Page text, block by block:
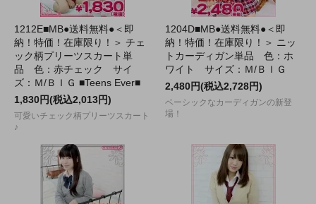
1212E■MB●送料無料●＜即
納！特価！在庫限り！＞ チェ
ック柄プリーツスカート単
品 色：赤チェック サイ
ズ：Ｍ/ＢＩＧ ■Teens Ever■
1,830円(税込2,013円)
可愛いチェック柄プリーツスカート
♪
1204D■MB●送料無料●＜即
納！特価！在庫限り！＞ ニッ
トカーディガン単品 色：ホ
ワイト サイズ：Ｍ/ＢＩＧ
2,480円(税込2,728円)
ベーシックなカーディガンの新登
場！